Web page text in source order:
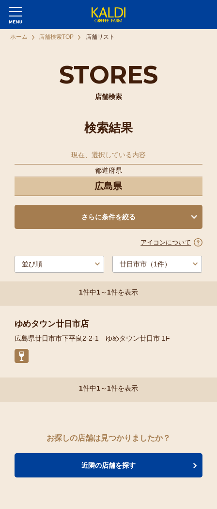
STORES
店舗検索
ホーム 店舗検索TOP 店舗リスト
検索結果
現在、選択している内容
都道府県
広島県
さらに条件を絞る
1件中1～1件を表示
アイコンについて
ゆめタウン廿日市店
広島県廿日市市下平良2-2-1 ゆめタウン廿日市 1F
1件中1～ 1件を表示
お探しの店舗は見つかりましたか？
近隣の店舗を探す